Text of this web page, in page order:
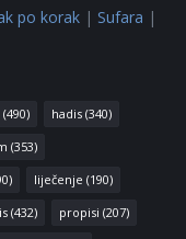
po korak | Sufara |
(490) hadis (340)
(353)
liječenje (190)
(432) propisi (207)